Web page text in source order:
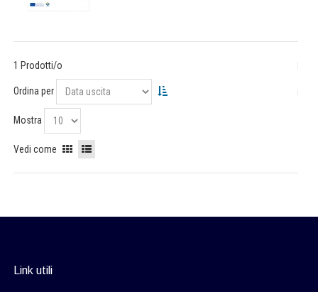
1 Prodotti/o
Ordina per
Mostra
Vedi come
Link utili